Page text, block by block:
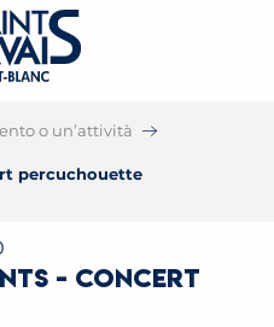
o un’attività
percuchouette
- concert